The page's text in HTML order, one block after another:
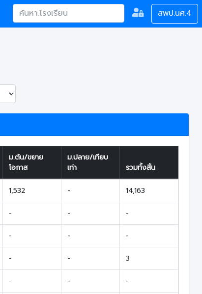
สพป.นศ.4
ม.ต้น/ขยาย
โอกาส
ม.ปลาย/เทียบ
เท่า
รวมทั้งสิ้น
1,532 - 14,163
- - -
- - -
- - 3
- - -